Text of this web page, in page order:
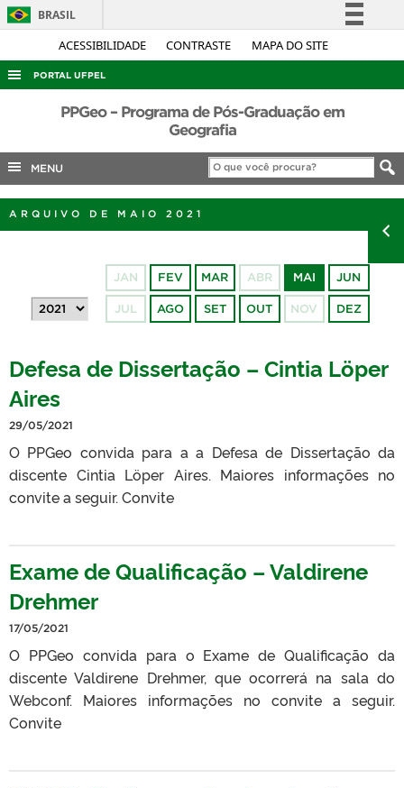
ACESSIBILIDADE CONTRASTE MAPA DO SITE
BRASIL
Simplifique!
Acesso à informação
Legislação
Canais
PORTAL UFPEL
ACESSO À INFORMAÇÃO
COBALTO
CONCURSOS
PORTARIAS
PPGeo – Programa de Pós-Graduação em
Geografia
MENU
ARQUIVO DE MAIO 2021
JAN FEV MAR ABR MAI JUN
JUL AGO SET OUT NOV DEZ
Defesa de Dissertação – Cintia Löper
Aires
29/05/2021
O PPGeo convida para a a Defesa de Dissertação da
discente Cintia Löper Aires. Maiores informações no
convite a seguir. Convite
Exame de Qualificação – Valdirene
Drehmer
17/05/2021
O PPGeo convida para o Exame de Qualificação da
discente Valdirene Drehmer, que ocorrerá na sala do
Webconf. Maiores informações no convite a seguir.
Convite